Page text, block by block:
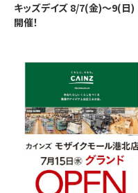
キッズデイズ 8/7(金)～9(日)
開催！